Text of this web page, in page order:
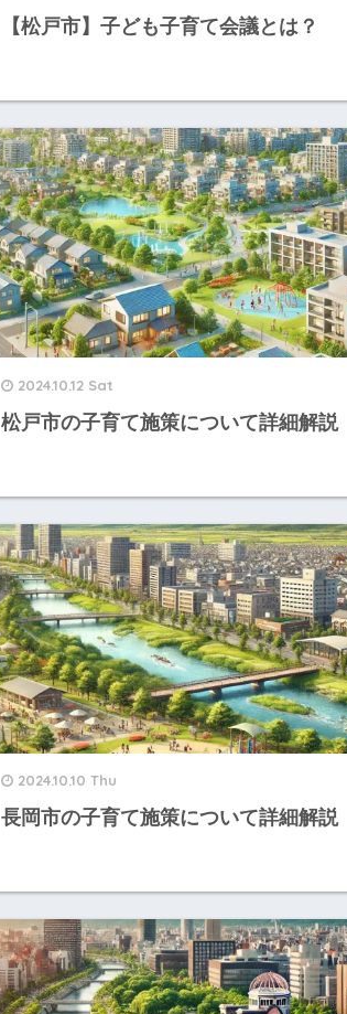
【松戸市】子ども子育て会議とは？
2024.10.12 Sat
松戸市の子育て施策について詳細解説
2024.10.10 Thu
長岡市の子育て施策について詳細解説